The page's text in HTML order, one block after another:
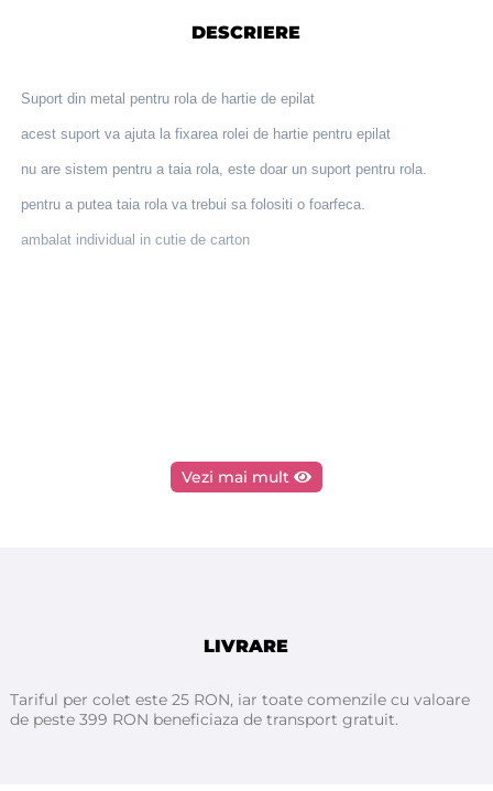
DESCRIERE
Suport din metal pentru rola de hartie de epilat
acest suport va ajuta la fixarea rolei de hartie pentru epilat
nu are sistem pentru a taia rola, este doar un suport pentru rola.
pentru a putea taia rola va trebui sa folositi o foarfeca.
ambalat individual in cutie de carton
Vezi mai mult
LIVRARE
Tariful per colet este 25 RON, iar toate comenzile cu valoare
de peste 399 RON beneficiaza de transport gratuit.